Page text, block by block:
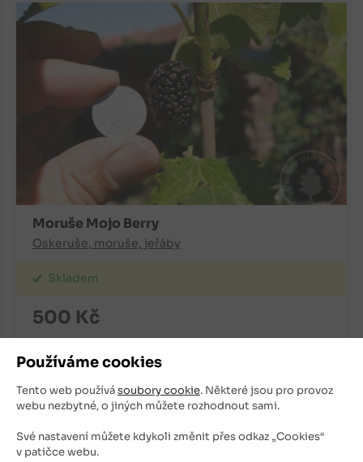
Používáme cookies
Tento web používásoubory cookie. Některé jsou pro provoz
webu nezbytné, o jiných můžete rozhodnout sami.
Své nastavení můžete kdykoli změnit přes odkaz „Cookies“
v patičce webu.
Moruše Mojo Berry
Oskeruše, moruše, jeřáby
Skladem
500 Kč
+
-
ks